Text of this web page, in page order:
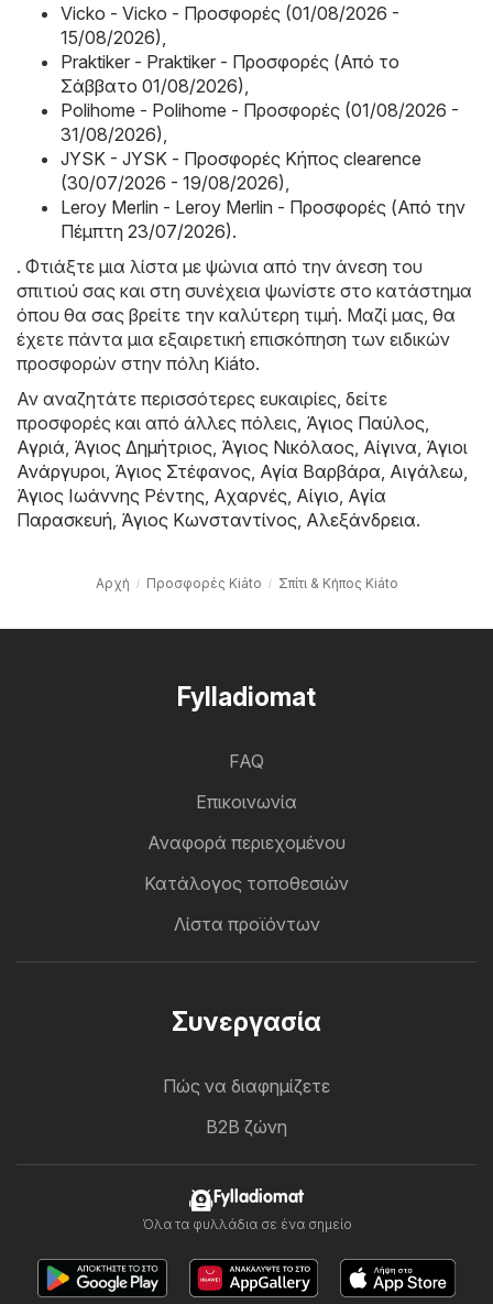
Vicko - Vicko - Προσφορές (01/08/2026 -
15/08/2026)
Praktiker - Praktiker - Προσφορές (Από το
Σάββατο 01/08/2026)
Polihome - Polihome - Προσφορές (01/08/2026 -
31/08/2026)
JYSK - JYSK - Προσφορές Κήπος clearence
(30/07/2026 - 19/08/2026)
Leroy Merlin - Leroy Merlin - Προσφορές (Από την
Πέμπτη 23/07/2026).
. Φτιάξτε μια λίστα με ψώνια από την άνεση του
σπιτιού σας και στη συνέχεια ψωνίστε στο κατάστημα
όπου θα σας βρείτε την καλύτερη τιμή. Μαζί μας, θα
έχετε πάντα μια εξαιρετική επισκόπηση των ειδικών
προσφορών στην πόλη Kiáto.
Αν αναζητάτε περισσότερες ευκαιρίες, δείτε
προσφορές και από άλλες πόλεις, Άγιος Παύλος
Αγριά Άγιος Δημήτριος Άγιος Νικόλαος Αίγινα Άγιοι
Ανάργυροι Άγιος Στέφανος Αγία Βαρβάρα Αιγάλεω
Άγιος Ιωάννης Ρέντης Αχαρνές Αίγιο Αγία
Παρασκευή Άγιος Κωνσταντίνος Αλεξάνδρεια.
Αρχή Προσφορές Kiáto Σπίτι & Κήπος Kiáto
Fylladiomat
FAQ
Επικοινωνία
Αναφορά περιεχομένου
Κατάλογος τοποθεσιών
Λίστα προϊόντων
Συνεργασία
Πώς να διαφημίζετε
B2B ζώνη
Fylladiomat
Όλα τα φυλλάδια σε ένα σημείο